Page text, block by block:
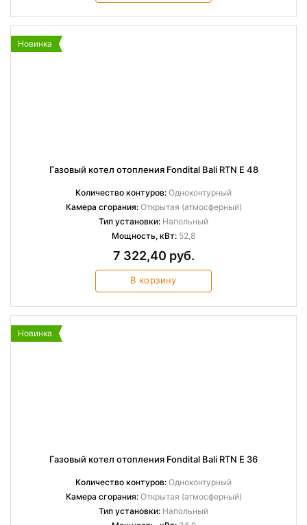
Новинка
Газовый котел отопления Fondital Bali RTN E 48
Количество контуров: Одноконтурный
Камера сгорания:Открытая (атмосферный)
Тип установки: Напольный
Мощность, кВт: 52,8
7 322,40 руб.
В корзину
Новинка
Газовый котел отопления Fondital Bali RTN E 36
Количество контуров: Одноконтурный
Камера сгорания:Открытая (атмосферный)
Тип установки: Напольный